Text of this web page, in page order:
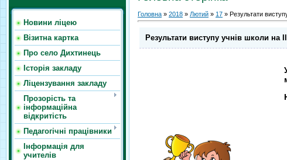
Новини ліцею
Візитна картка
Про село Дихтинець
Історія закладу
Ліцензування закладу
Прозорість та
інформаційна
відкритість
Педагогічні працівники
Інформація для
учителів
Головна » 2018 » Лютий » 17 » Результати
Результати виступу учнів школи на